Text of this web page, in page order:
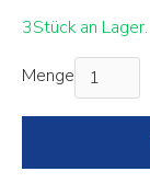
3Stück an Lager.
Menge